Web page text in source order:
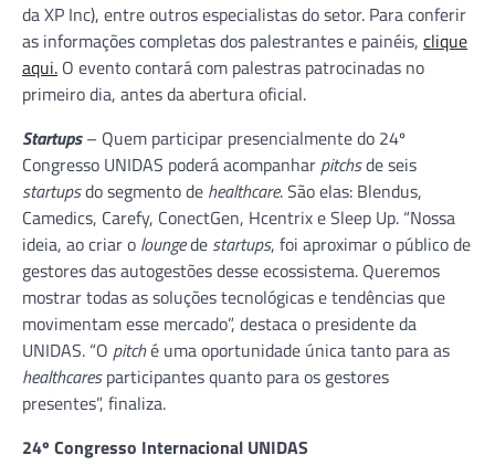
da XP Inc), entre outros especialistas do setor. Para conferir
as informações completas dos palestrantes e painéis, clique
aqui. O evento contará com palestras patrocinadas no
primeiro dia, antes da abertura oficial.
Startups – Quem participar presencialmente do 24º
Congresso UNIDAS poderá acompanhar pitchsde seis
startupsdo segmento de healthcare. São elas: Blendus,
Camedics, Carefy, ConectGen, Hcentrix e Sleep Up. “Nossa
ideia, ao criar o loungede startups, foi aproximar o público de
gestores das autogestões desse ecossistema. Queremos
mostrar todas as soluções tecnológicas e tendências que
movimentam esse mercado”, destaca o presidente da
UNIDAS. “O pitché uma oportunidade única tanto para as
healthcaresparticipantes quanto para os gestores
presentes”, finaliza.
24º Congresso Internacional UNIDAS